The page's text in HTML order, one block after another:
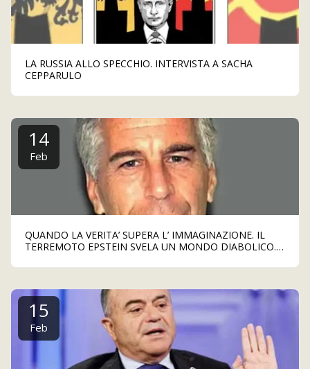
LA RUSSIA ALLO SPECCHIO. INTERVISTA A SACHA
CEPPARULO
14
Feb
QUANDO LA VERITA’ SUPERA L’ IMMAGINAZIONE. IL
TERREMOTO EPSTEIN SVELA UN MONDO DIABOLICO. E
15
Feb